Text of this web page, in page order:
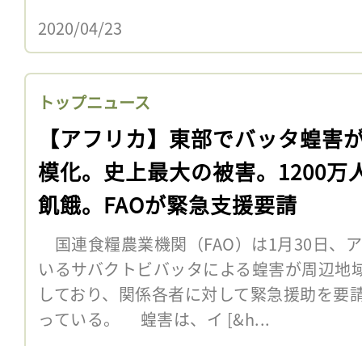
2020/04/23
トップニュース
【アフリカ】東部でバッタ蝗害
模化。史上最大の被害。1200万
飢餓。FAOが緊急支援要請
国連食糧農業機関（FAO）は1月30日、
いるサバクトビバッタによる蝗害が周辺地
しており、関係各者に対して緊急援助を要
っている。 蝗害は、イ [&h...